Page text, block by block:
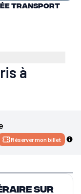
transport
à
Réserver mon billet
sur